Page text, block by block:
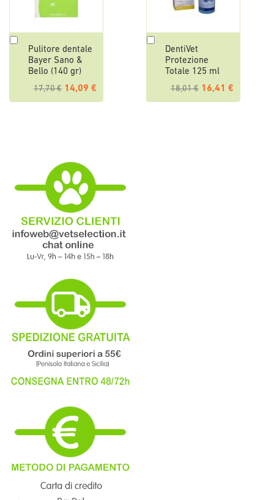
Pulitore dentale
Bayer Sano &
Bello (140 gr)
17,70 € 14,09 €
Carrello
DentiVet
Protezione
Totale 125 ml
18,01 € 16,41 €
Carrello